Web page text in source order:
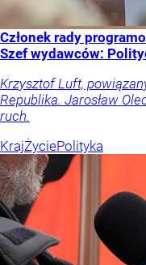
Członek rady
Szef wydawców:
Krzysztof Luft,
Republika. Jarosław
ruch.
KrajŻyciePolityka